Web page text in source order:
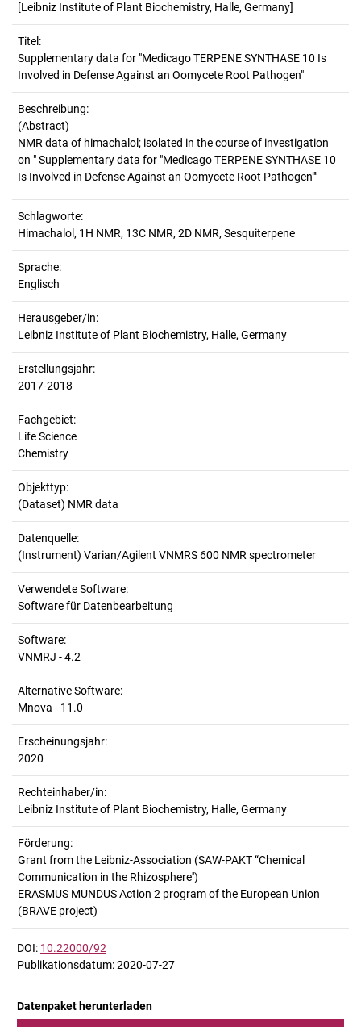
[Leibniz Institute of Plant Biochemistry, Halle, Germany]
Titel:
Supplementary data for "Medicago TERPENE SYNTHASE 10 Is
Involved in Defense Against an Oomycete Root Pathogen"
Beschreibung:
(Abstract)
NMR data of himachalol; isolated in the course of investigation
on " Supplementary data for "Medicago TERPENE SYNTHASE 10
Schlagworte:
Himachalol, 1H NMR, 13C NMR, 2D NMR, Sesquiterpene
Sprache:
Englisch
Herausgeber/in:
Leibniz Institute of Plant Biochemistry, Halle, Germany
Erstellungsjahr:
2017-2018
Fachgebiet:
Life Science
Chemistry
Objekttyp:
(Dataset) NMR data
Datenquelle:
(Instrument) Varian/Agilent VNMRS 600 NMR spectrometer
Verwendete Software:
Software für Datenbearbeitung
Software:
VNMRJ - 4.2
Alternative Software:
Mnova - 11.0
Erscheinungsjahr:
2020
Rechteinhaber/in:
Leibniz Institute of Plant Biochemistry, Halle, Germany
Förderung:
Grant from the Leibniz-Association (SAW-PAKT “Chemical
Communication in the Rhizosphere'')
ERASMUS MUNDUS Action 2 program of the European Union
(BRAVE project)
DOI: 10.22000/92
Publikationsdatum: 2020-07-27
Datenpaket herunterladen